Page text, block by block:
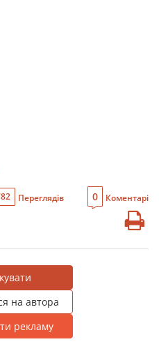
Переглядів 0 Коментарі
на автора
рекламу